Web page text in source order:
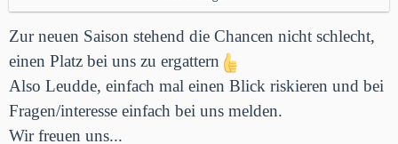
*Wir haben leider auch keine letzte Rose für
euch...
*Bei uns kommt ihr auch nicht in den Recall...
*Und für unser Outfit bekommen wir höchstens
3 von 10 Punkten....
Zur neuen Saison stehend die Chancen nicht schlecht,
einen Platz bei uns zu ergattern
Also Leudde, einfach mal einen Blick riskieren und bei
Fragen/interesse einfach bei uns melden.
Wir freuen uns...